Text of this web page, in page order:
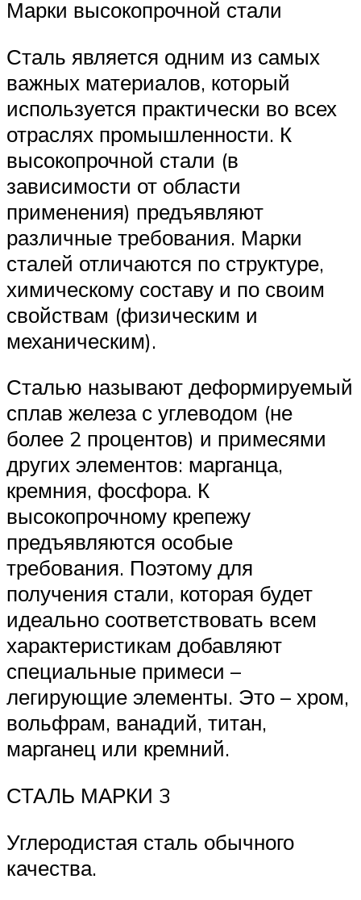
Марки высокопрочной стали
Сталь является одним из самых
важных материалов, который
используется практически во всех
отраслях промышленности. К
высокопрочной стали (в
зависимости от области
применения) предъявляют
различные требования. Марки
сталей отличаются по структуре,
химическому составу и по своим
свойствам (физическим и
механическим).
Сталью называют деформируемый
сплав железа с углеводом (не
более 2 процентов) и примесями
других элементов: марганца,
кремния, фосфора. К
высокопрочному крепежу
предъявляются особые
требования. Поэтому для
получения стали, которая будет
идеально соответствовать всем
характеристикам добавляют
специальные примеси –
легирующие элементы. Это – хром,
вольфрам, ванадий, титан,
марганец или кремний.
СТАЛЬ МАРКИ 3
Углеродистая сталь обычного
качества.